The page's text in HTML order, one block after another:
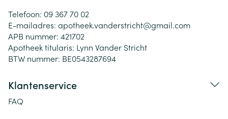
Telefoon: 09 367 70 02
E-mailadres: apotheek.vanderstricht@gmail.com
APB nummer: 421702
Apotheek titularis: Lynn Vander Stricht
BTW nummer: BE0543287694
Klantenservice
FAQ